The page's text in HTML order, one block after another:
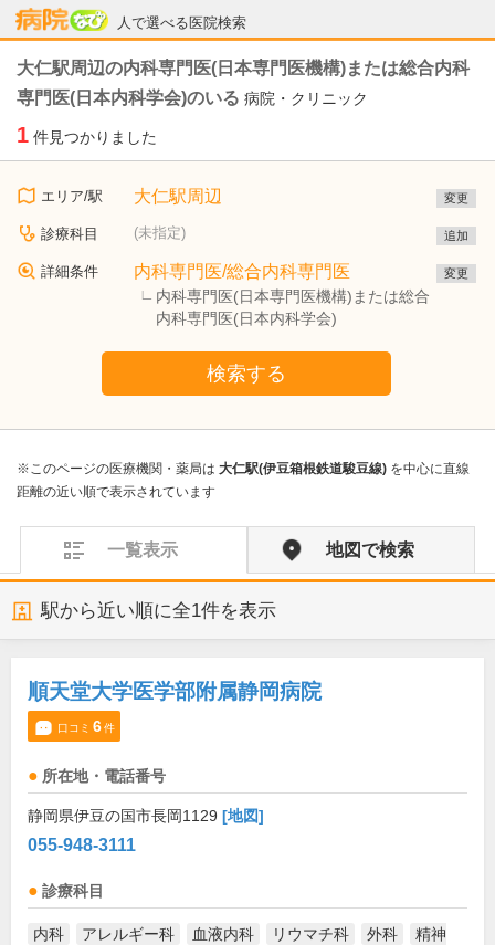
人で選べる医院検索
病院なび
大仁駅周辺の内科専門医(日本専門医機構)または総合内科
専門医(日本内科学会)のいる 病院・クリニック
1 件見つかりました
エリア/駅 大仁駅周辺 変更
診療科目 (未指定) 追加
詳細条件 内科専門医/総合内科専門医
内科専門医(日本専門医機構)または総合
内科専門医(日本内科学会)
変更
検索する
※このページの医療機関・薬局は 大仁駅(伊豆箱根鉄道駿豆線) を中心に直線
距離の近い順で表示されています
一覧表示 地図で検索
駅から近い順に全1件を表示
順天堂大学医学部附属静岡病院
口コミ 6件
所在地・電話番号
静岡県伊豆の国市長岡1129 [地図]
055-948-3111
診療科目
内科 アレルギー科 血液内科 リウマチ科 外科
精神